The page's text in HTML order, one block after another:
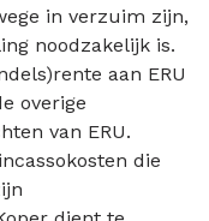
in verzuim zijn,
noodzakelijk is.
aan ERU
overige
van ERU.
die